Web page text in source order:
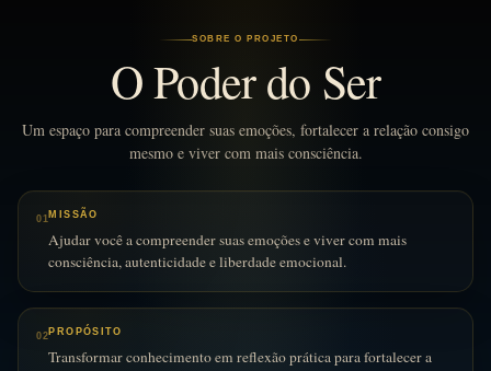
SOBRE O PROJETO
O Poder do Ser
Um espaço para compreender suas emoções, fortalecer a relação consigo
mesmo e viver com mais consciência.
01MISSÃO
Ajudar você a compreender suas emoções e viver com mais
consciência, autenticidade e liberdade emocional.
02PROPÓSITO
Transformar conhecimento em reflexão prática para fortalecer a